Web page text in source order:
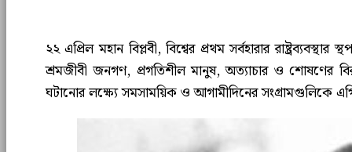
২২ এপ্রিল মহান বিপ্লবী, বিশ্বের প্রথম সর্বহারার
শ্রমজীবী জনগণ, প্রগতিশীল মানুষ, অত্যাচার ও শোষণের
ঘটানোর লক্ষ্যে সমসাময়িক ও আগামীদিনের সংগ্রামগুলিকে